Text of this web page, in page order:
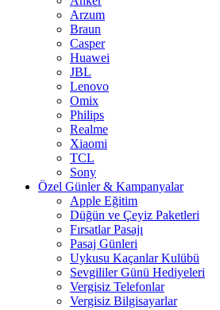
Arzum
Braun
Casper
Huawei
JBL
Lenovo
Omix
Philips
Realme
Xiaomi
TCL
Sony
Özel Günler & Kampanyalar
Apple Eğitim
Düğün ve Çeyiz Paketleri
Fırsatlar Pasajı
Pasaj Günleri
Uykusu Kaçanlar Kulübü
Sevgililer Günü Hediyeleri
Vergisiz Telefonlar
Vergisiz Bilgisayarlar